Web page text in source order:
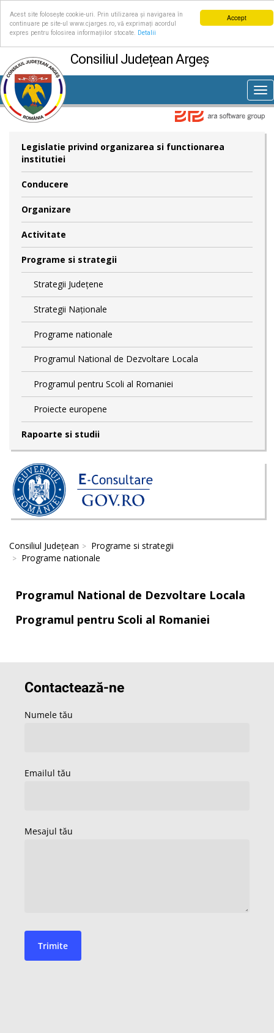
Accept
Acest site folosește cookie-uri. Prin utilizarea și navigarea în
continuare pe site-ul www.cjarges.ro, vă exprimați acordul
expres pentru folosirea informațiilor stocate.
Detalii
Consiliul Județean Argeș
Legislatie privind organizarea si functionarea
institutiei
Conducere
Organizare
Activitate
Programe si strategii
Strategii Județene
Strategii Naționale
Programe nationale
Programul National de Dezvoltare Locala
Programul pentru Scoli al Romaniei
Proiecte europene
Rapoarte si studii
Consiliul Județean
Programe si strategii
Programe nationale
Programul National de Dezvoltare Locala
Programul pentru Scoli al Romaniei